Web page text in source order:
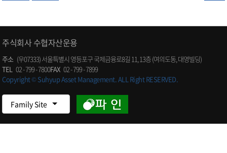
주식회사 수협자산운용
주소 (우07333) 서울특별시 영등포구 국제금융로8길 11, 13층 (여의도동, 대영빌딩)
TEL 02 - 799 - 7800FAX 02 - 799 - 7899
Copyright © Suhyup Asset Management. ALL Right RESERVED.
Family Site